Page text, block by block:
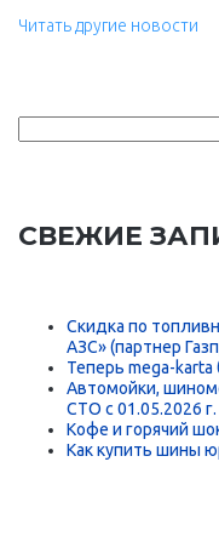
Читать другие новости
СВЕЖИЕ
Скидка по
АЗС» (партнер
Теперь mega-karta
Автомойки,
СТО с 01.05.2026 г.
Кофе и горячий
Как купить шины